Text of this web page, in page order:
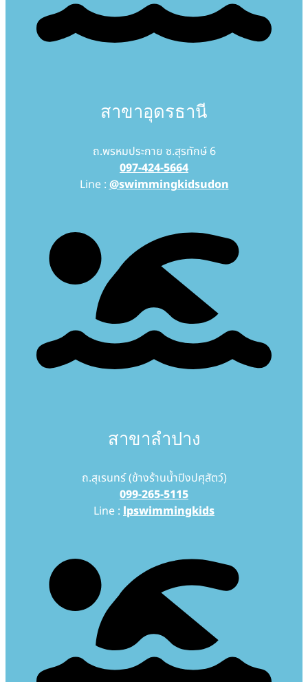
สาขาอุดรธานี
ถ.พรหมประกาย ซ.สุรทักษ์ 6
097-424-5664
Line :@swimmingkidsudon
สาขาลำปาง
ถ.สุเรนทร์ (ข้างร้านน้ำปิงปศุสัตว์)
099-265-5115
Line : lpswimmingkids